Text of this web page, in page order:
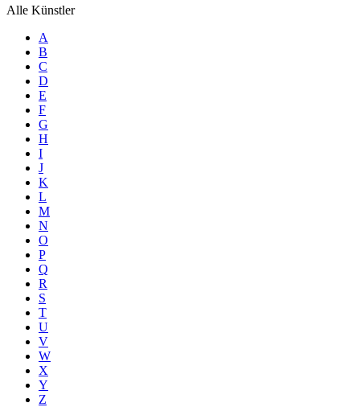
Alle Künstler
A
B
C
D
E
F
G
H
I
J
K
L
M
N
O
P
Q
R
S
T
U
V
W
X
Y
Z